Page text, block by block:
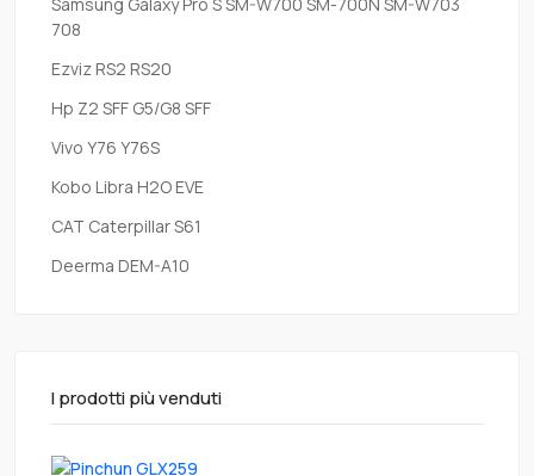
708
Ezviz RS2 RS20
Hp Z2 SFF G5/G8 SFF
Vivo Y76 Y76S
Kobo Libra H2O EVE
CAT Caterpillar S61
Deerma DEM-A10
I prodotti più venduti